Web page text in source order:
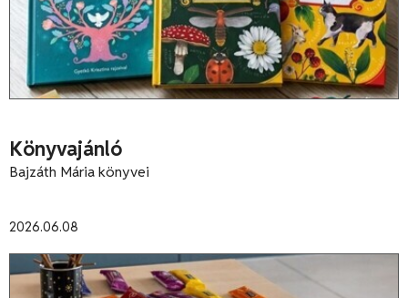
Könyvajánló
2026.06.08
Bajzáth Mária könyvei